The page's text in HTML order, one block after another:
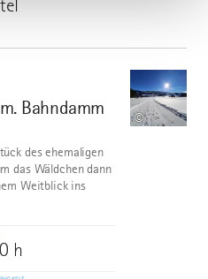
Bahndamm
©
des ehemaligen
das Wäldchen dann
Weitblick ins
h